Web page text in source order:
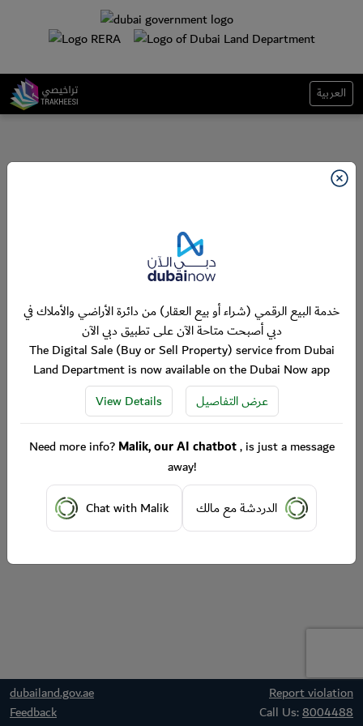
العربية
dubailand.gov.ae
Report violation
Feedback
Call Us:8004488
خدمة البيع الرقمي (شراء أو بيع العقار) من دائرة الأراضي والأملاك في
دبي أصبحت متاحة الآن على تطبيق دبي الآن
The Digital Sale (Buy or Sell Property) service from Dubai
Land Department is now available on the Dubai Now app
View Details
عرض التفاصيل
Need more info?Malik, our AI chatbot, is just a message
away!
Chat with Malik
الدردشة مع مالك